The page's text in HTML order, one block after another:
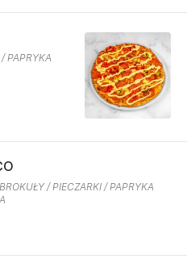
PAPRYKA
/ PIECZARKI / PAPRYKA